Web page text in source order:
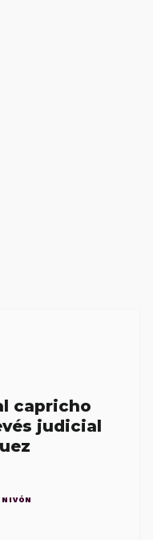
capricho
judicial